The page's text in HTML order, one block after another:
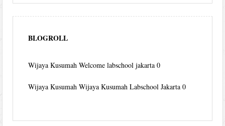
BLOGROLL
Wijaya Kusumah Welcome labschool jakarta 0
Wijaya Kusumah Wijaya Kusumah Labschool Jakarta 0